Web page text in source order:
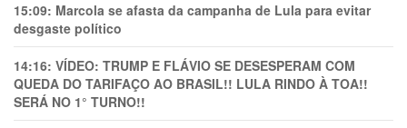
15:09: Marcola se afasta da campanha de Lula para evitar
desgaste político
14:16: VÍDEO: TRUMP E FLÁVIO SE DESESPERAM COM
QUEDA DO TARIFAÇO AO BRASIL!! LULA RINDO À TOA!!
SERÁ NO 1° TURNO!!